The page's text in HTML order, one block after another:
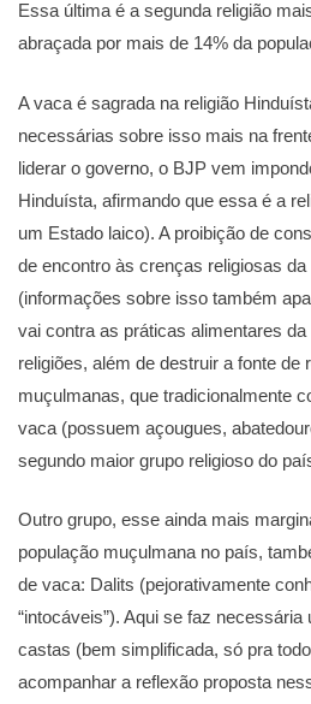
Essa última é a segunda religião
abraçada por mais de 14% da
A vaca é sagrada na religião
necessárias sobre isso mais na
liderar o governo, o BJP vem
Hinduísta, afirmando que essa é a
um Estado laico). A proibição de
de encontro às crenças religiosas
(informações sobre isso também
vai contra as práticas alimentares
religiões, além de destruir a fonte de
muçulmanas, que tradicionalmente
vaca (possuem açougues,
segundo maior grupo religioso do
Outro grupo, esse ainda mais
população muçulmana no país,
de vaca: Dalits (pejorativamente
“intocáveis”). Aqui se faz
castas (bem simplificada, só pra
acompanhar a reflexão proposta